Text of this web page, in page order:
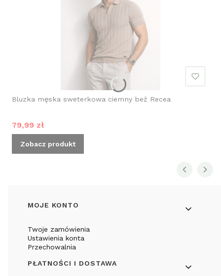
Bluzka męska sweterkowa ciemny beż Recea
Cena promocyjna
79,99 zł
Zobacz produkt
Linki w stopce
MOJE KONTO
Twoje zamówienia
Ustawienia konta
Przechowalnia
PŁATNOŚCI I DOSTAWA